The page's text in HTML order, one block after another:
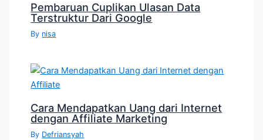
Pembaruan Cuplikan Ulasan Data
Terstruktur Dari Google
By nisa
Cara Mendapatkan Uang dari Internet
dengan Affiliate Marketing
By Defriansyah